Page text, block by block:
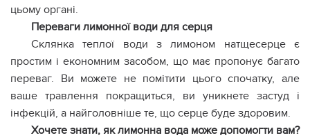
цьому органі.
Переваги лимонної води для серця
Склянка теплої води з лимоном натщесерце є
простим і економним засобом, що має пропонує багато
переваг. Ви можете не помітити цього спочатку, але
ваше травлення покращиться, ви уникнете застуд і
інфекцій, а найголовніше те, що серце буде здоровим.
Хочете знати, як лимонна вода може допомогти вам?